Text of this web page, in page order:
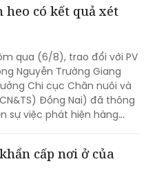
heo có kết quả xét
qua (6/8), trao đổi với PV
Nguyễn Trường Giang
Chi cục Chăn nuôi và
Đồng Nai) đã thông
sự việc phát hiện hàng
bị cấm sử dụng trong
nhiều cơ sở chăn nuôi,
cấp nơi ở của